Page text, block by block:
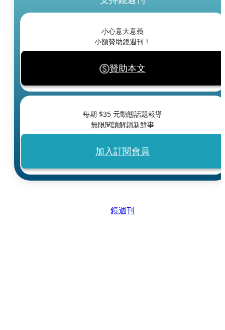
小心意大意義
小額贊助鏡週刊！
贊助本文
每期 $35 元動態話題報導
無限閱讀解鎖新鮮事
加入訂閱會員
鏡週刊